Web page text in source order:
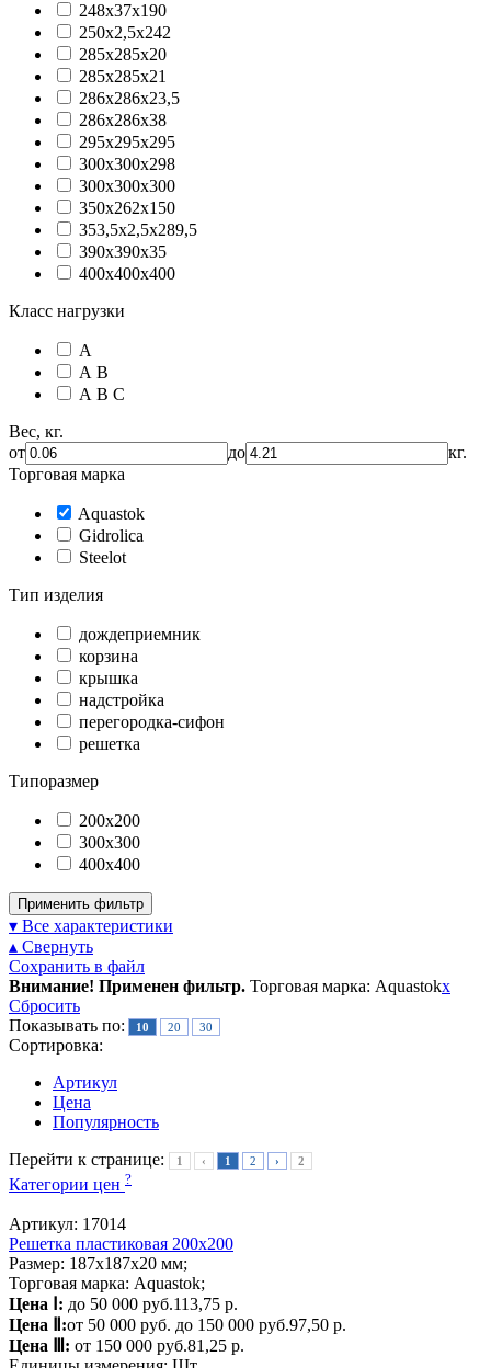
248х37х190
250x2,5x242
285х285х20
285х285х21
286х286х23,5
286х286х38
295х295х295
300x300x298
300x300x300
350x262x150
353,5x2,5x289,5
390x390x35
400x400x400
Класс нагрузки
А
А В
А В C
Вес, кг.
от
до
кг.
Торговая марка
Aquastok
Gidrolica
Steelot
Тип изделия
дождеприемник
корзина
крышка
надстройка
перегородка-сифон
решетка
Типоразмер
200х200
300х300
400х400
Применить фильтр
▾ Все характеристики
▴ Свернуть
Сохранить в файл
Внимание! Применен фильтр. Торговая марка: Aquastokx
Сбросить
Показывать по:
10 20 30
Сортировка:
Артикул
Цена
Популярность
Перейти к странице:
1 ‹ 1 2 › 2
Категории цен ?
Артикул: 17014
Решетка пластиковая 200х200
Размер: 187x187x20 мм;
Торговая марка: Aquastok;
Цена Ⅰ: до 50 000 руб.113,75 р.
Цена Ⅱ:от 50 000 руб. до 150 000 руб.97,50 р.
Цена Ⅲ: от 150 000 руб.81,25 р.